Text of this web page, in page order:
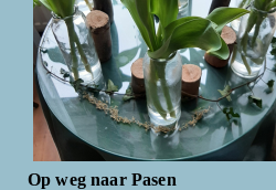
Op weg naar Pasen